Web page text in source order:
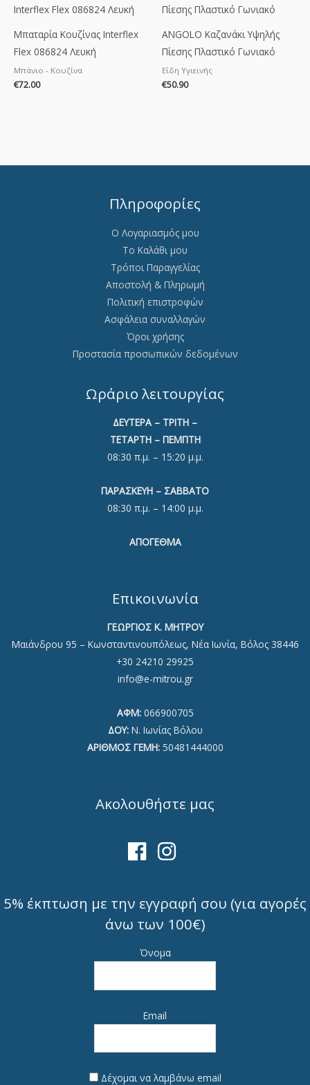
Μπαταρία Κουζίνας Interflex
Flex 086824 Λευκή
Μπάνιο - Κουζίνα
€72.00
ANGOLO Καζανάκι Υψηλής
Πίεσης Πλαστικό Γωνιακό
Είδη Υγιεινής
€50.90
Πληροφορίες
Ο Λογαριασμός μου
Το Καλάθι μου
Τρόποι Παραγγελίας
Αποστολή & Πληρωμή
Πολιτική επιστροφών
Ασφάλεια συναλλαγών
Όροι χρήσης
Προστασία προσωπικών δεδομένων
Ωράριο λειτουργίας
ΔΕΥΤΕΡΑ – ΤΡΙΤΗ –
ΤΕΤΑΡΤΗ – ΠΕΜΠΤΗ
08:30 π.μ. – 15:20 μ.μ.
ΠΑΡΑΣΚΕΥΗ – ΣΑΒΒΑΤΟ
08:30 π.μ. – 14:00 μ.μ.
ΑΠΟΓΕΘΜΑ
Επικοινωνία
ΓΕΩΡΓΙΟΣ Κ. ΜΗΤΡΟΥ
Μαιάνδρου 95 – Κωνσταντινουπόλεως, Νέα Ιωνία, Βόλος 38446
+30 24210 29925
info@e-mitrou.gr
ΑΦΜ: 066900705
ΔΟΥ: Ν. Ιωνίας Βόλου
ΑΡΙΘΜΟΣ ΓΕΜΗ: 50481444000
Ακολουθήστε μας
5% έκπτωση με την εγγραφή σου (για αγορές
άνω των 100€)
Όνομα
Email
Δέχομαι να λαμβάνω email